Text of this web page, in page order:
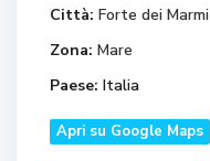
Città: Forte dei Marmi
Zona: Mare
Paese: Italia
Apri su Google Maps